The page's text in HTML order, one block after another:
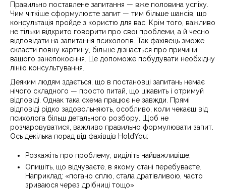
Правильно поставлене запитання — вже половина успіху.
Чим чіткіше сформулюєте запит — тим більше шансів, що
консультація пройде з користю для вас. Крім того, важливо
не тільки відкрито говорити про свої проблеми, а й чесно
відповідати на запитання психологів. Так фахівець зможе
скласти повну картину, більше дізнається про причини
вашого занепокоєння. Це допоможе побудувати необхідну
лінію консультування.
Деяким людям здається, що в постановці запитань немає
нічого складного — просто питай, що цікавить і отримуй
відповіді. Однак така схема працює не завжди. Прямі
відповіді рідко задовольняють, особливо, коли чекаєш від
психолога більш детального розбору. Щоб не
розчаровуватися, важливо правильно формулювати запит.
Ось декілька порад від фахівців HoldYou:
Розкажіть про проблему, виділіть найважливіше;
Опишіть, що відчуваєте, в якому стані перебуваєте.
Наприклад: «погано сплю, стала дратівливою, часто
зриваюся через дрібниці тощо»